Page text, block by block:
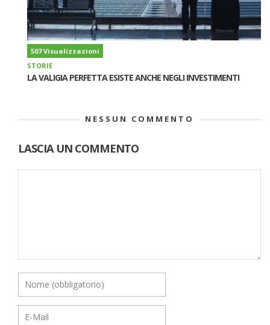
507 Visualizzazioni
STORIE
LA VALIGIA PERFETTA ESISTE ANCHE NEGLI INVESTIMENTI
NESSUN COMMENTO
LASCIA UN COMMENTO